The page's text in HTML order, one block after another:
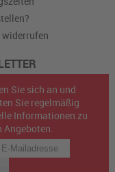
Sie sich an und
Sie regelmäßig
Informationen zu
Angeboten.